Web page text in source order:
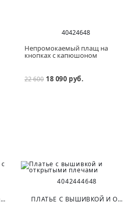
40424648
Непромокаемый плащ на
кнопках с капюшоном
22 600 18 090 руб.
ПЛАТЬЕ ИЗ ЖАТОЙ ВИСКОЗЫ С ДЕКОРАТИВНЫМ УЗЛОМ
4042444648
ПЛАТЬЕ С ВЫШИВКОЙ И ОТКРЫТЫМИ ПЛЕЧАМИ